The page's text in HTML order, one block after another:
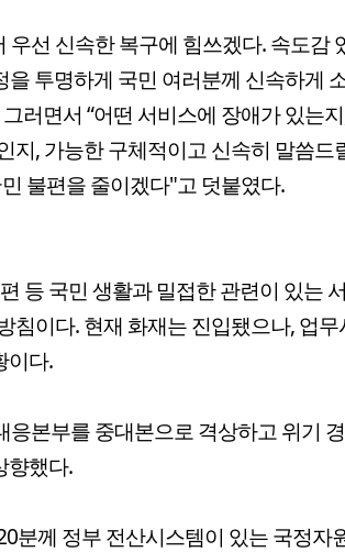
우선 신속한 복구에 힘쓰겠다. 속도감
을 투명하게 국민 여러분께 신속하게
러면서 “어떤 서비스에 장애가 있는
지, 가능한 구체적이고 신속히 말씀드
불편을 줄이겠다"고 덧붙였다.
등 국민 생활과 밀접한 관련이 있는
침이다. 현재 화재는 진입됐으나, 업무
이다.
본부를 중대본으로 격상하고 위기
향했다.
분께 정부 전산시스템이 있는 국정자